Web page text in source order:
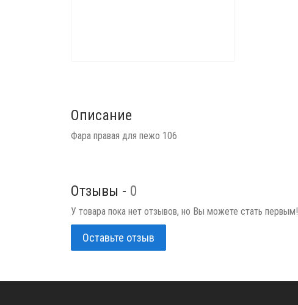
Описание
Фара правая для пежо 106
Отзывы - 0
У товара пока нет отзывов, но Вы можете стать первым!
Оставьте отзыв